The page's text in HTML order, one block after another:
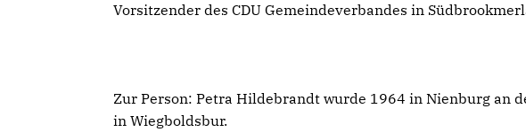
Vorsitzender des CDU Gemeindeverbandes in
Zur Person: Petra Hildebrandt wurde 1964 in Nienburg an
in Wiegboldsbur.